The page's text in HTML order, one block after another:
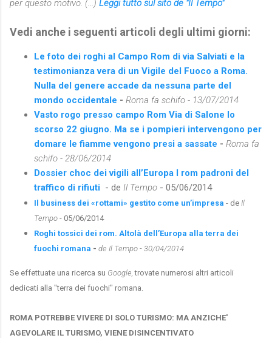
per questo motivo. (...) Leggi tutto sul sito de "Il Tempo"
Vedi anche i seguenti articoli degli ultimi giorni:
Le foto dei roghi al Campo Rom di via Salviati e la
testimonianza vera di un Vigile del Fuoco a Roma.
Nulla del genere accade da nessuna parte del
mondo occidentale - Roma fa schifo - 13/07/2014
Vasto rogo presso campo Rom Via di Salone lo
scorso 22 giugno. Ma se i pompieri intervengono per
domare le fiamme vengono presi a sassate - Roma fa
schifo - 28/06/2014
Dossier choc dei vigili all’Europa I rom padroni del
traffico di rifiuti - de Il Tempo - 05/06/2014
Il business dei «rottami» gestito come un’impresa - de Il
Tempo - 05/06/2014
Roghi tossici dei rom. Altolà dell’Europa alla terra dei
fuochi romana - de Il Tempo - 30/04/2014
Se effettuate una ricerca su Google,trovate numerosi altri articoli
dedicati alla "terra dei fuochi" romana.
ROMA POTREBBE VIVERE DI SOLO TURISMO: MA ANZICHE'
AGEVOLARE IL TURISMO, VIENE DISINCENTIVATO